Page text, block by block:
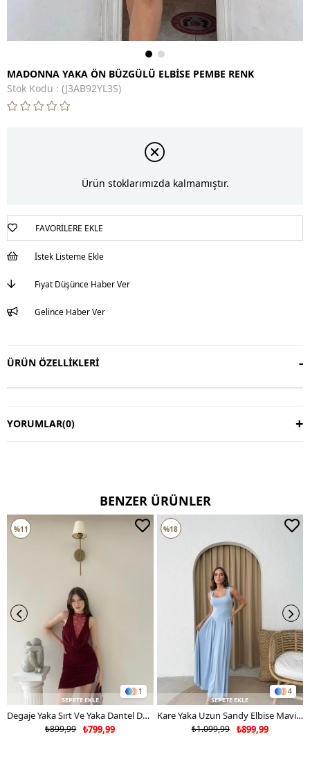
MADONNA YAKA ÖN BÜZGÜLÜ ELBİSE PEMBE RENK
Stok Kodu
(J3AB92YL3S)
Ürün stoklarımızda kalmamıştır.
FAVORILERE EKLE
İstek Listeme Ekle
Fiyat Düşünce Haber Ver
Gelince Haber Ver
ÜRÜN ÖZELLIKLERI
YORUMLAR(0)
BENZER ÜRÜNLER
1
SEPETE EKLE
Degaje Yaka Sırt Ve Yaka Dantel Detay Mini Sandy Elbise Bordo 2104
₺799,99
₺899,99
%11
4
SEPETE EKLE
Kare Yaka Uzun Sandy Elbise Mavi 2102
₺899,99
₺1.099,99
%18